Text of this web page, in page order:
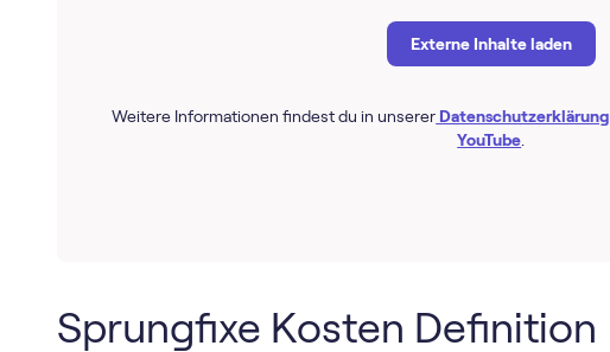
Externe Inhalte laden
Weitere Informationen findest du in unserer Datenschutzerklärung
YouTube
Sprungfixe Kosten Definition